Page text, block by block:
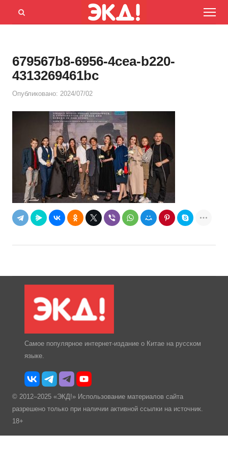
Menu
Открыть
679567b8-6956-4cea-b220-
4313269461bc
Опубликовано: 2024/07/02
Самое популярное интернет-издание о Китае на русском
языке.
© 2012–2025 «ЭКД!» Использование материалов сайта
разрешено только при наличии активной ссылки на источник.
18+